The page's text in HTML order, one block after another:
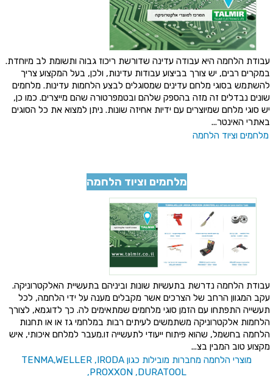
עבודת הלחמה היא עבודה עדינה שדורשת ריכוז גבוה ותשומת לב מיוחדת.
במקרים רבים, יש צורך בביצוע עבודות עדינות, ולכן, בעל המקצוע צריך
להשתמש בסוגי מלחם עדינים שמסוגלים לבצע הלחמות עדינות. מלחמים
שונים נבדלים זה מזה בהספק שלהם ובטמפרטורה שהם מייצרים. כמו כן,
יש סוגי מלחם שמיוצרים עם ידיות אחיזה שונות. ניתן למצוא את כל הסוגים
באתרי האינטר...
מלחמים וציוד הלחמה
מלחמים וציוד הלחמה
עבודת הלחמה נדרשת בתעשיות שונות וביניהם בתעשיית האלקטרוניקה.
עקב המגוון הרחב של הצרכים אשר מקבלים מענה על ידי הלחמה, לכל
תעשייה התפתחו עם הזמן סוגי מלחמים שמתאימים לה. כך לדוגמא, לצורך
הלחמות אלקטרוניקה משתמשים לעיתים רבות במלחמי גז או או תחנות
הלחמה בחשמל, שהוא פיתוח ייעודי לתעשייה זו.מעבר למלחם איכותי, איש
מקצוע טוב המבין בצ...
מוצרי הלחמה מחברות מובילות כגון TENMA,WELLER ,IRODA
,PROXXON ,DURATOOL